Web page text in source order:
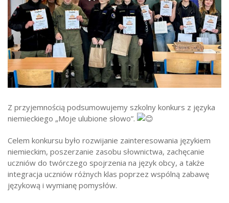
Oferta
LO SMS Talent
Strefa rodzica
Strefa ucznia
Bursa/Internat
Oferty pracy dla pracowników
Z przyjemnością podsumowujemy szkolny konkurs z języka
niemieckiego „Moje ulubione słowo”.
Celem konkursu było rozwijanie zainteresowania językiem
niemieckim, poszerzanie zasobu słownictwa, zachęcanie
uczniów do twórczego spojrzenia na język obcy, a także
integracja uczniów różnych klas poprzez wspólną zabawę
językową i wymianę pomysłów.